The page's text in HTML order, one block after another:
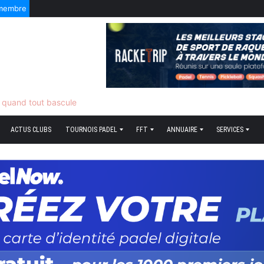
tout bascule
ACTUS CLUBS TOURNOIS PADEL FFT ANNUAIRE SERVICES